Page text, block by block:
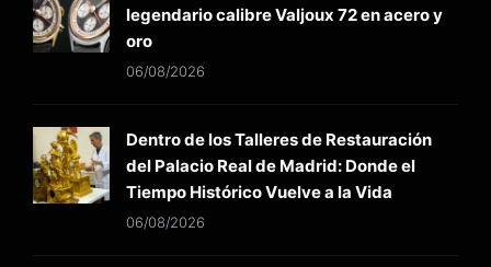
legendario calibre Valjoux 72 en acero y
oro
06/08/2026
Dentro de los Talleres de Restauración
del Palacio Real de Madrid: Donde el
Tiempo Histórico Vuelve a la Vida
06/08/2026